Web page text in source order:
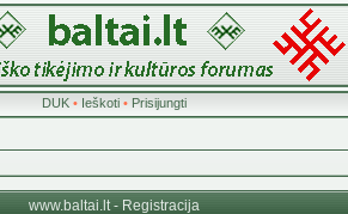
DUK• Ieškoti• Prisijungti
www.baltai.lt - Registracija